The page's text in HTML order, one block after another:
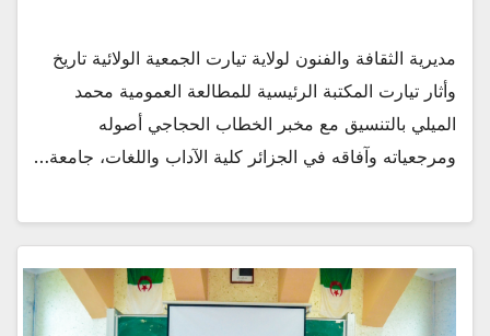
مديرية الثقافة والفنون لولاية تيارت الجمعية الولائية تاريخ
وأثار تيارت المكتبة الرئيسية للمطالعة العمومية محمد
الميلي بالتنسيق مع مخبر الخطاب الحجاجي أصوله
ومرجعياته وآفاقه في الجزائر كلية الآداب واللغات، جامعة…